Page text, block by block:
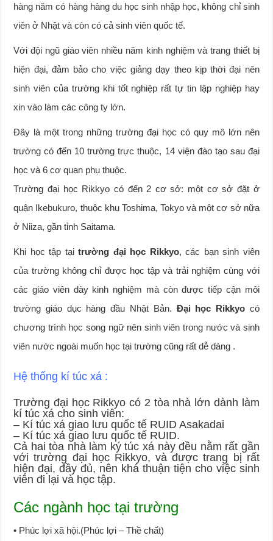
hàng năm có hàng hàng du học sinh nhập học, không chỉ sinh
viên ở Nhật và còn có cả sinh viên quốc tế.
Với đội ngũ giáo viên nhiều năm kinh nghiệm và trang thiết bị
hiện đại, đảm bảo cho việc giảng dạy theo kịp thời đại nên
sinh viên của trường khi tốt nghiệp rất tự tin lập nghiệp hay
xin vào làm các công ty lớn.
Đây là một trong những trường đại học có quy mô lớn nên
trường có đến 10 trường trực thuộc, 14 viện đào tạo sau đại
học và 6 cơ quan phụ thuộc.
Trường đại học Rikkyo có đến 2 cơ sở: một cơ sở đặt ở
quận Ikebukuro, thuộc khu Toshima, Tokyo và một cơ sở nữa
ở Niiza, gần tỉnh Saitama.
Khi học tập tạitrường đại học Rikkyo, các bạn sinh viên
của trường không chỉ được học tập và trải nghiệm cùng với
các giáo viên dày kinh nghiệm mà còn được tiếp cận môi
trường giáo dục hàng đầu Nhật Bản. Đại học Rikkyo có
chương trình học song ngữ nên sinh viên trong nước và sinh
viên nước ngoài muốn học tại trường cũng rất dễ dàng .
Hệ thống kí túc xá :
Trường đại học Rikkyo có 2 tòa nhà lớn dành làm
kí túc xá cho sinh viên:
– Kí túc xá giao lưu quốc tế RUID Asakadai
– Kí túc xá giao lưu quốc tế RUID.
Cả hai tòa nhà làm ký túc xá này đều nằm rất gần
với trường đại học Rikkyo, và được trang bị rất
hiện đại, đầy đủ, nên khá thuận tiện cho việc sinh
viên đi lại và học tập.
Các ngành học tại trường
• Phúc lợi xã hội.(Phúc lợi – Thề chất)